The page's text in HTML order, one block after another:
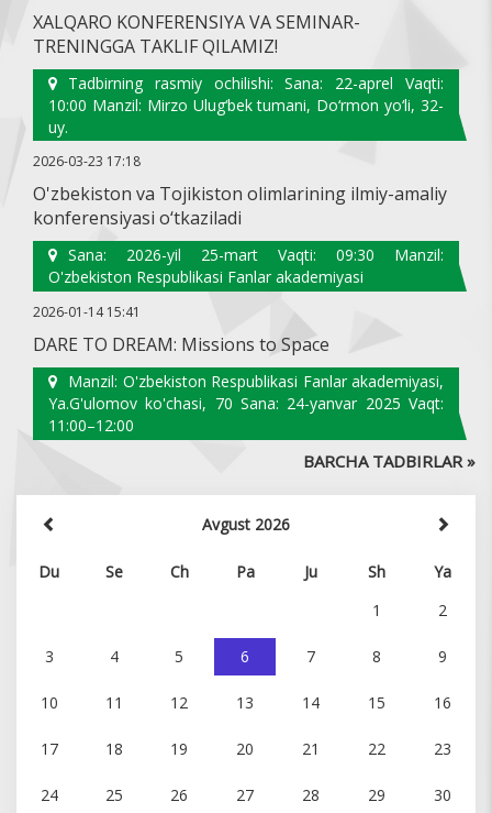
XALQARO KONFERENSIYA VA SEMINAR-
TRENINGGA TAKLIF QILAMIZ!
Tadbirning rasmiy ochilishi: Sana: 22-aprel Vaqti:
10:00 Manzil: Mirzo Ulug‘bek tumani, Do‘rmon yo‘li, 32-
uy.
2026-03-23 17:18
O'zbekiston va Tojikiston olimlarining ilmiy-amaliy
konferensiyasi o‘tkaziladi
Sana: 2026-yil 25-mart Vaqti: 09:30 Manzil:
O'zbekiston Respublikasi Fanlar akademiyasi
2026-01-14 15:41
DARE TO DREAM: Missions to Space
Manzil: O'zbekiston Respublikasi Fanlar akademiyasi,
Ya.G'ulomov ko'chasi, 70 Sana: 24-yanvar 2025 Vaqt:
11:00–12:00
BARCHA TADBIRLAR »
Avgust 2026
Du Se Ch Pa Ju Sh
Ya
1
2
3 4 5 6 7 8 9
10 11 12 13 14 15 16
17 18 19 20 21 22 23
24 25 26 27 28 29 30